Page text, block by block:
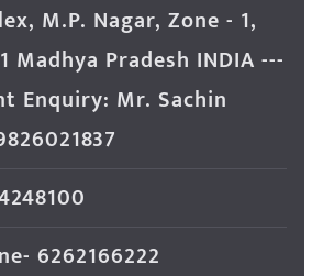
M.P. Nagar, Zone - 1,
Madhya Pradesh INDIA ---
Enquiry: Mr. Sachin
6262166222